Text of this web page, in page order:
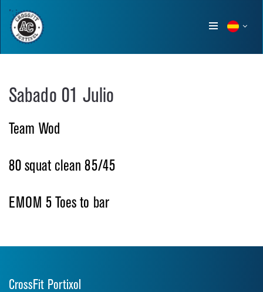
Show
Sabado 01 Julio
Team Wod
80 squat clean 85/45
EMOM 5 Toes to bar
CrossFit Portixol